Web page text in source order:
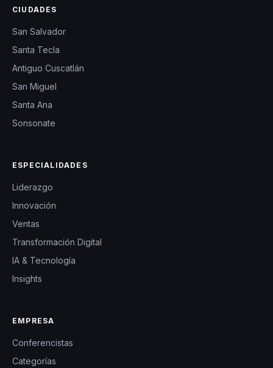
CIUDADES
San Salvador
Santa Tecla
Antiguo Cuscatlán
San Miguel
Santa Ana
Sonsonate
ESPECIALIDADES
Liderazgo
Innovación
Ventas
Transformación Digital
IA & Tecnología
Insights
EMPRESA
Conferencistas
Categorías